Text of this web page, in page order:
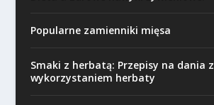
Popularne zamienniki mięsa
Smaki z herbatą: Przepisy na dania z
wykorzystaniem herbaty